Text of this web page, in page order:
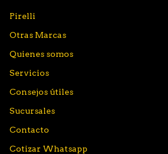
Pirelli
Otras Marcas
Quienes somos
Servicios
Consejos útiles
Sucursales
Contacto
Cotizar Whatsapp